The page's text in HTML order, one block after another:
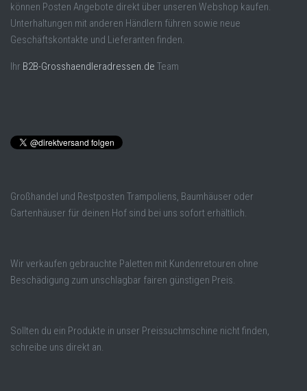
können Posten Angebote direkt über unseren Webshop kaufen.
Unterhaltungen mit anderen Händlern führen sowie neue
Geschäftskontakte und Lieferanten finden.
Ihr B2B-Grosshaendleradressen.de Team
Großhandel und Restposten Trampoliens, Baumhäuser oder
Gartenhäuser für deinen Hof sind bei uns sofort erhältlich.
Wir verkaufen gebrauchte Paletten mit Kundenretouren ohne
Beschädigung zum unschlagbar fairen günstigen Preis.
Sollten du ein Produkte in unser Preissuchmschine nicht finden,
schreibe uns direkt an.